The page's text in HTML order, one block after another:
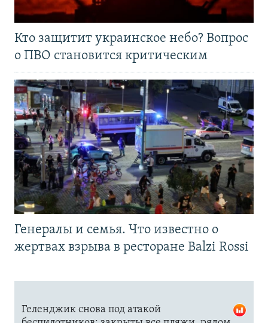
Кто защитит украинское небо? Вопрос
о ПВО становится критическим
Генералы и семья. Что известно о
жертвах взрыва в ресторане Balzi Rossi